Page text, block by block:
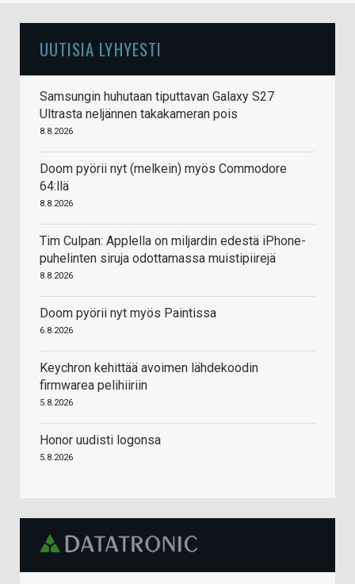
UUTISIA LYHYESTI
Samsungin huhutaan tiputtavan Galaxy S27
Ultrasta neljännen takakameran pois
8.8.2026
Doom pyörii nyt (melkein) myös Commodore
64:llä
8.8.2026
Tim Culpan: Applella on miljardin edestä iPhone-
puhelinten siruja odottamassa muistipiirejä
8.8.2026
Doom pyörii nyt myös Paintissa
6.8.2026
Keychron kehittää avoimen lähdekoodin
firmwarea pelihiiriin
5.8.2026
Honor uudisti logonsa
5.8.2026